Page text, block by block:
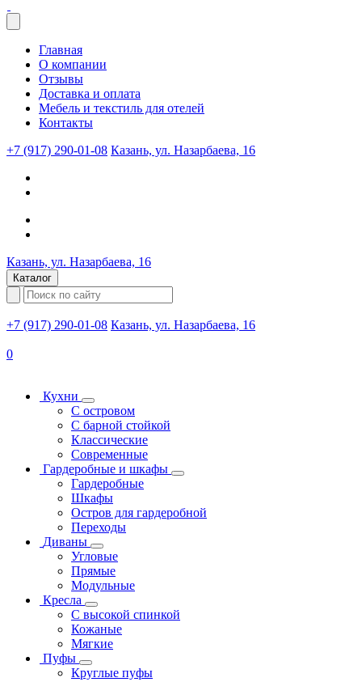
Главная
О компании
Отзывы
Доставка и оплата
Мебель и текстиль для отелей
Контакты
+7 (917) 290-01-08 Казань, ул. Назарбаева, 16
Казань, ул. Назарбаева, 16
Каталог
+7 (917) 290-01-08 Казань, ул. Назарбаева, 16
0
Кухни
С островом
С барной стойкой
Классические
Современные
Гардеробные и шкафы
Гардеробные
Шкафы
Остров для гардеробной
Переходы
Диваны
Угловые
Прямые
Модульные
Кресла
С высокой спинкой
Кожаные
Мягкие
Пуфы
Круглые пуфы